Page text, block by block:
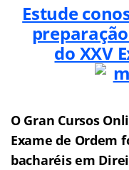
Estude
preparação
do XXV
O Gran Cursos
Exame de Ordem f
bacharéis em